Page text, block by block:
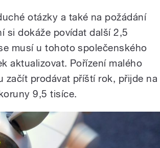
otázky a také na požádání
si dokáže povídat další 2,5
musí u tohoto společenského
aktualizovat. Pořízení malého
začít prodávat příští rok, přijde na
9,5 tisíce.